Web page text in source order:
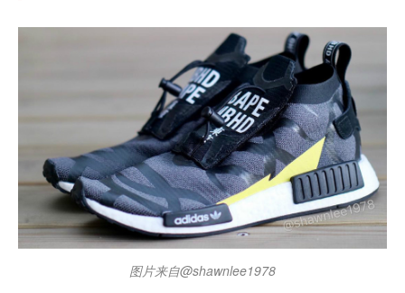
图片来自@shawnlee1978